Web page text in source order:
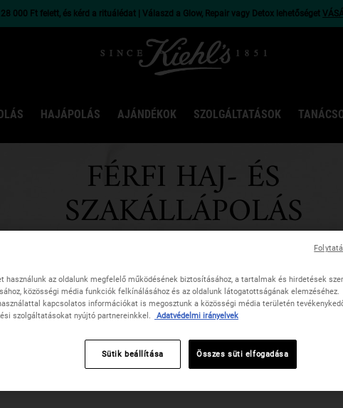
000 Ft felett, és kérd a rituálédat | Válaszd a Glow, Repair vagy Detox lehetőséget
HAJÁPOLÁS AJÁNDÉKOK SZOLGÁLTATÁSOK
FÉRFI HAJ- ÉS
SZAKÁLLÁPOLÁS
TUDJON MEG TÖBBET ＋
használunk az oldalunk megfelelő működésének biztosításához, a tartalmak és hirdetések
közösségi média funkciók felkínálásához és az oldalunk látogatottságának elemzéséhez.
kapcsolatos információkat is megosztunk a közösségi média területén
szolgáltatásokat nyújtó partnereinkkel.
Adatvédelmi irányelvek
Sütik beállítása Összes süti elfogadása